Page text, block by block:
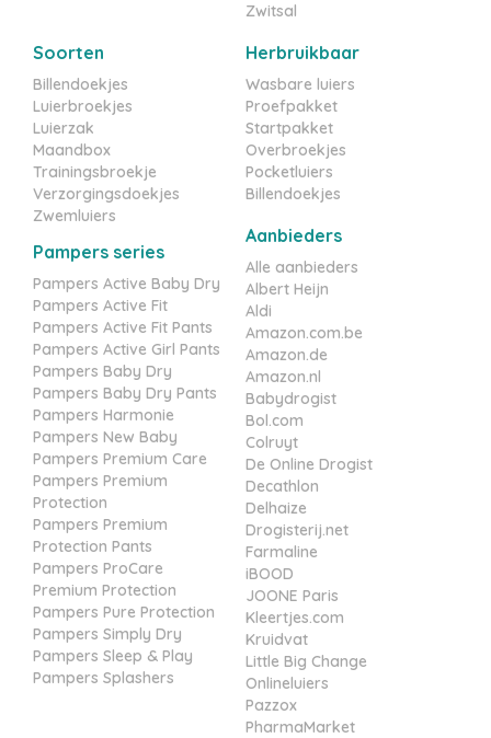
Zwitsal
Soorten
Billendoekjes
Luierbroekjes
Luierzak
Maandbox
Trainingsbroekje
Verzorgingsdoekjes
Zwemluiers
Pampers series
Pampers Active Baby Dry
Pampers Active Fit
Pampers Active Fit Pants
Pampers Active Girl Pants
Pampers Baby Dry
Pampers Baby Dry Pants
Pampers Harmonie
Pampers New Baby
Pampers Premium Care
Pampers Premium
Protection
Pampers Premium
Protection Pants
Pampers ProCare
Premium Protection
Pampers Pure Protection
Pampers Simply Dry
Pampers Sleep & Play
Pampers Splashers
Herbruikbaar
Wasbare luiers
Proefpakket
Startpakket
Overbroekjes
Pocketluiers
Billendoekjes
Aanbieders
Alle aanbieders
Albert Heijn
Aldi
Amazon.com.be
Amazon.de
Amazon.nl
Babydrogist
Bol.com
Colruyt
De Online Drogist
Decathlon
Delhaize
Drogisterij.net
Farmaline
iBOOD
JOONE Paris
Kleertjes.com
Kruidvat
Little Big Change
Onlineluiers
Pazzox
PharmaMarket